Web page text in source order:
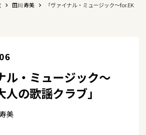
田川 寿美
「ヴァイナル・ミュージック～for.EK
ル・ミュージック～
の歌謡クラブ」
美